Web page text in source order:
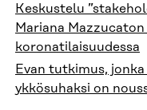
Keskustelu
Mariana
koronatilaisuudessa
Evan tutkimus,
ykkösuhaksi on